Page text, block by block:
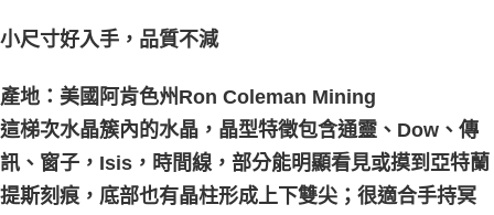
賣家宅配幫您送（台灣）
郵局幫你送（離島）
每筆NT$80，滿NT$3,000(含以上)免運費
付款後門市自取
免運費
小尺寸好入手，品質不減
產地：美國阿肯色州Ron Coleman Mining
這梯次水晶簇內的水晶，晶型特徵包含通靈、Dow、傳
訊、窗子，Isis，時間線，部分能明顯看見或摸到亞特蘭
提斯刻痕，底部也有晶柱形成上下雙尖；很適合手持冥